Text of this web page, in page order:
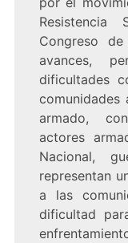
Congreso
avances,
dificultades
armado,
actores
Nacional,
representan
a las
dificultad